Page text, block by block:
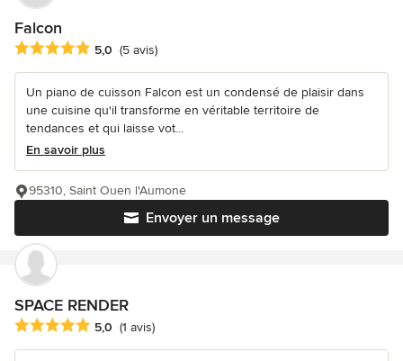
Falcon
Note moyenne : 5 étoiles sur 5
5,0 (5 avis)
Un piano de cuisson Falcon est un condensé de plaisir dans
une cuisine qu'il transforme en véritable territoire de
tendances et qui laisse vot...
En savoir plus
Envoyer un message
95310, Saint Ouen l'Aumone
SPACE RENDER
Note moyenne : 5 étoiles sur 5
5,0 (1 avis)